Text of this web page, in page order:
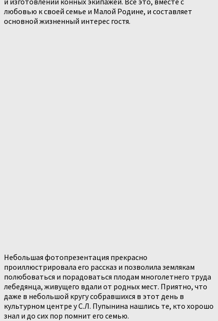
любовью к своей семье и Малой Родине, и составляет
основной жизненный интерес гостя.
Небольшая фотопрезентация прекрасно
проиллюстрировала его рассказ и позволила землякам
полюбоваться и порадоваться плодам многолетнего труда
лебедянца, живущего вдали от родных мест. Приятно, что
даже в небольшой кругу собравшихся в этот день в
культурном центре у С.Л. Пупынина нашлись те, кто хорошо
знал и до сих пор помнит его семью.